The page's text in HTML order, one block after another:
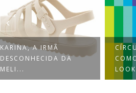
KARINA, A IRMÃ
DESCONHECIDA DA
MELI...